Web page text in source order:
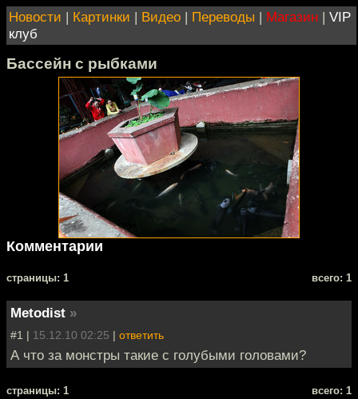
Новости | Картинки | Видео | Переводы | Магазин | VIP
клуб
Бассейн с рыбками
Комментарии
cтраницы: 1 всего: 1
Metodist »
#1 | 15.12.10 02:25 | ответить
А что за монстры такие с голубыми головами?
cтраницы: 1 всего: 1